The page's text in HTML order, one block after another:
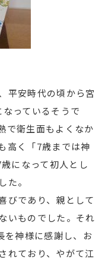
平安時代の頃から宮
っているそうで
で衛生面もよくなか
高く「7歳までは神
になって初人とし
た。
びであり、親として
いものでした。それ
を神様に感謝し、お
れており、やがて江